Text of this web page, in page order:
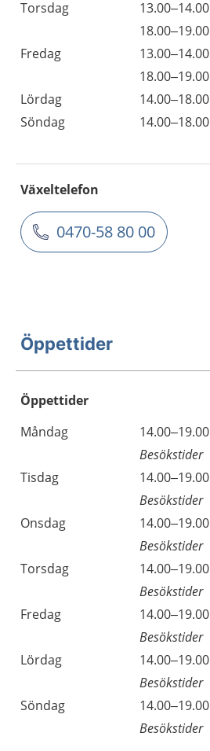
Torsdag
13.00–14.00
18.00–19.00
Fredag
13.00–14.00
18.00–19.00
Lördag
14.00–18.00
Söndag
14.00–18.00
Växeltelefon
0470-58 80 00
Öppettider
Öppettider
Dag
Öppettider
Kommentarer
Måndag
14.00–19.00
Besökstider
Tisdag
14.00–19.00
Besökstider
Onsdag
14.00–19.00
Besökstider
Torsdag
14.00–19.00
Besökstider
Fredag
14.00–19.00
Besökstider
Lördag
14.00–19.00
Besökstider
Söndag
14.00–19.00
Besökstider